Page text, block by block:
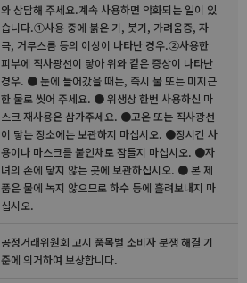
와 상담해 주세요.계속 사용하면 악화되는 일이 있
습니다.①사용 중에 붉은 기, 붓기, 가려움증, 자
극, 거무스름 등의 이상이 나타난 경우.②사용한
피부에 직사광선이 닿아 위와 같은 증상이 나타난
경우. ● 눈에 들어갔을 때는, 즉시 물 또는 미지근
한 물로 씻어 주세요. ● 위생상 한번 사용하신 마
스크 재사용은 삼가주세요. ●고온 또는 직사광선
이 닿는 장소에는 보관하지 마십시오. ●장시간 사
용이나 마스크를 붙인채로 잠들지 마십시오. ●자
녀의 손에 닿지 않는 곳에 보관하십시오. ● 본 제
품은 물에 녹지 않으므로 하수 등에 흘려보내지 마
십시오.
공정거래위원회 고시 품목별 소비자 분쟁 해결 기
준에 의거하여 보상합니다.